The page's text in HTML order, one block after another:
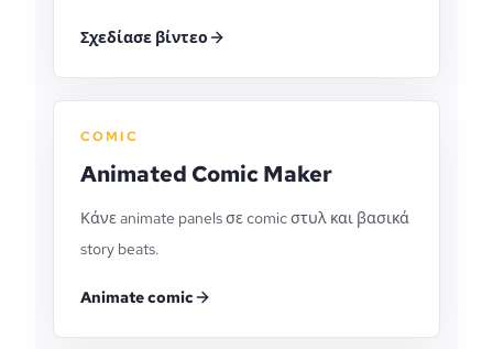
Σχεδίασε βίντεο
COMIC
Animated Comic Maker
Κάνε animate panels σε comic στυλ και βασικά
story beats.
Animate comic